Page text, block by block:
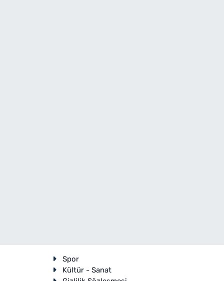
Spor
Kültür - Sanat